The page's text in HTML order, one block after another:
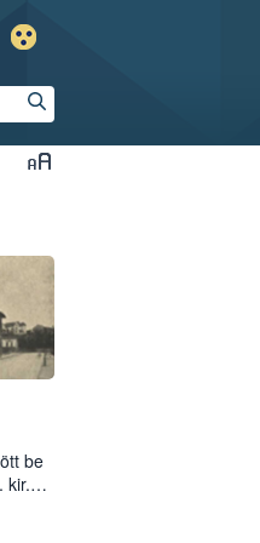
be
kir.
utca